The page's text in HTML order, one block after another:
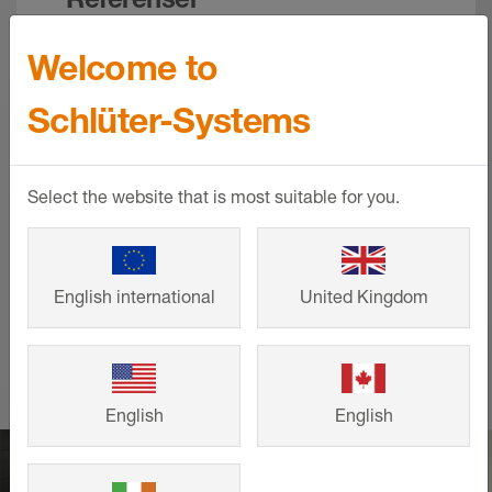
Från småhus till stora projekt –
Systems som bidrar till ett snyggt
renoveringsprojekt och hämta inspiration
Welcome to
Schlüter-Systems
Select the website that is most suitable for you.
English international United Kingdom
English English